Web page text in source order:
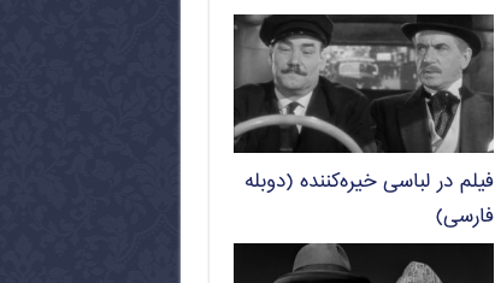
فیلم در لباسی خیره‌کننده (دوبله
فارسی)